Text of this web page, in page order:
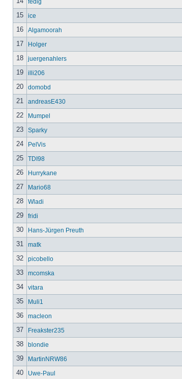
15
ice
16
Algamoorah
17
Holger
18
juergenahlers
19
illi206
20
domobd
21
andreasE430
22
Mumpel
23
Sparky
24
PelVis
25
TDI98
26
Hurrykane
27
Mario68
28
Wladi
29
fridi
30
Hans-Jürgen Preuth
31
matk
32
picobello
33
mcomska
34
vitara
35
Muli1
36
macleon
37
Freakster235
38
blondie
39
MartinNRW86
40
Uwe-Paul